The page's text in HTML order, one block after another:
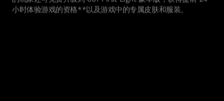
小时体验游戏的资格**以及游戏中的专属皮肤和服装。